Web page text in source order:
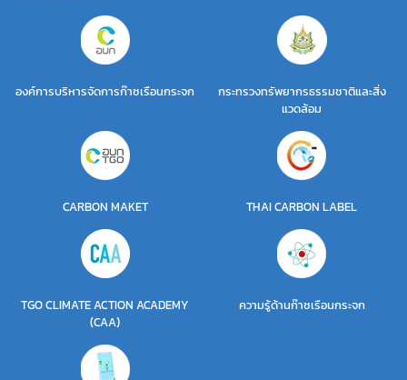
องค์การบริหารจัดการก๊าซเรือนกระจก
กระทรวงทรัพยากรธรรมชาติและสิ่ง
แวดล้อม
CARBON MAKET THAI CARBON LABEL
TGO CLIMATE ACTION ACADEMY
(CAA)
ความรู้ด้านก๊าซเรือนกระจก